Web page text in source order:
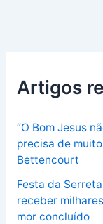
Artigos
“O Bom Jesus
precisa de
Bettencourt
Festa da
receber
mor concluído